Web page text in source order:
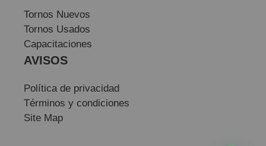
Tornos Nuevos
Tornos Usados
Capacitaciones
AVISOS
Política de privacidad
Términos y condiciones
Site Map